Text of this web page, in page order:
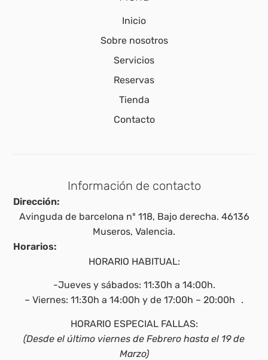
Inicio
Sobre nosotros
Servicios
Reservas
Tienda
Contacto
Información de contacto
Dirección:
Avinguda de barcelona nº 118, Bajo derecha. 46136
Museros, Valencia.
Horarios:
HORARIO HABITUAL:
-Jueves y sábados: 11:30h a 14:00h.
– Viernes: 11:30h a 14:00h y de 17:00h – 20:00h .
HORARIO ESPECIAL FALLAS:
(Desde el último viernes de Febrero hasta el 19 de
Marzo)